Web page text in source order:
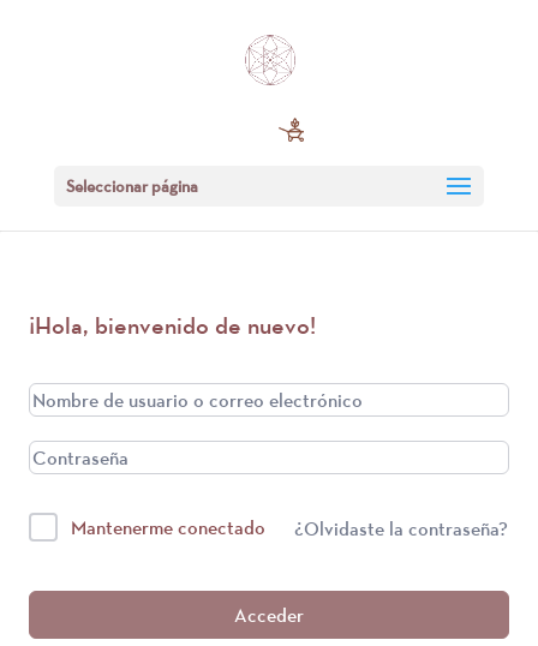
Seleccionar página
¡Hola, bienvenido de nuevo!
Mantenerme conectado ¿Olvidaste la contraseña?
Acceder